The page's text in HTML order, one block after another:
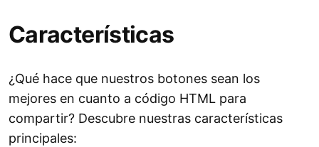
Características
¿Qué hace que nuestros botones sean los
mejores en cuanto a código HTML para
compartir? Descubre nuestras características
principales: